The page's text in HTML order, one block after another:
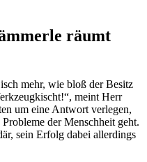
räumt
mehr, wie bloß der Besitz
meint Herr
um eine Antwort verlegen,
der Menschheit geht.
sein Erfolg dabei allerdings